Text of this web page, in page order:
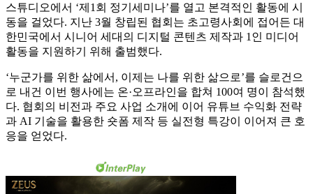
스튜디오에서 ‘제1회 정기세미나’를 열고 본격적인 활동에 시
동을 걸었다. 지난 3월 창립된 협회는 초고령사회에 접어든 대
한민국에서 시니어 세대의 디지털 콘텐츠 제작과 1인 미디어
활동을 지원하기 위해 출범했다.
‘누군가를 위한 삶에서, 이제는 나를 위한 삶으로’를 슬로건으
로 내건 이번 행사에는 온·오프라인을 합쳐 100여 명이 참석했
다. 협회의 비전과 주요 사업 소개에 이어 유튜브 수익화 전략
과 AI 기술을 활용한 숏폼 제작 등 실전형 특강이 이어져 큰 호
응을 얻었다.